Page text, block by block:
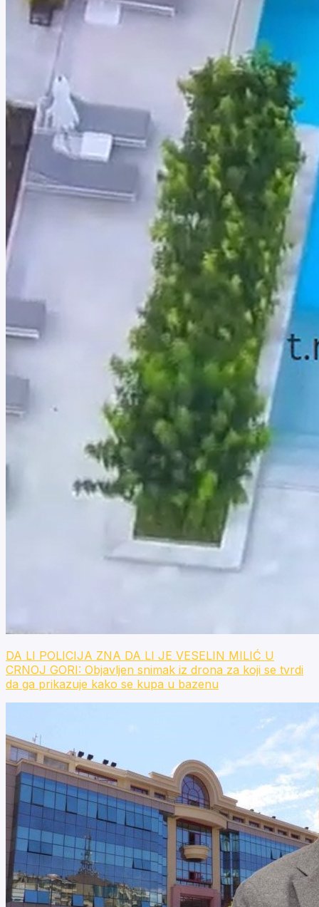
DA LI POLICIJA ZNA DA LI JE VESELIN MILIĆ U
CRNOJ GORI: Objavljen snimak iz drona za koji se tvrdi
da ga prikazuje kako se kupa u bazenu